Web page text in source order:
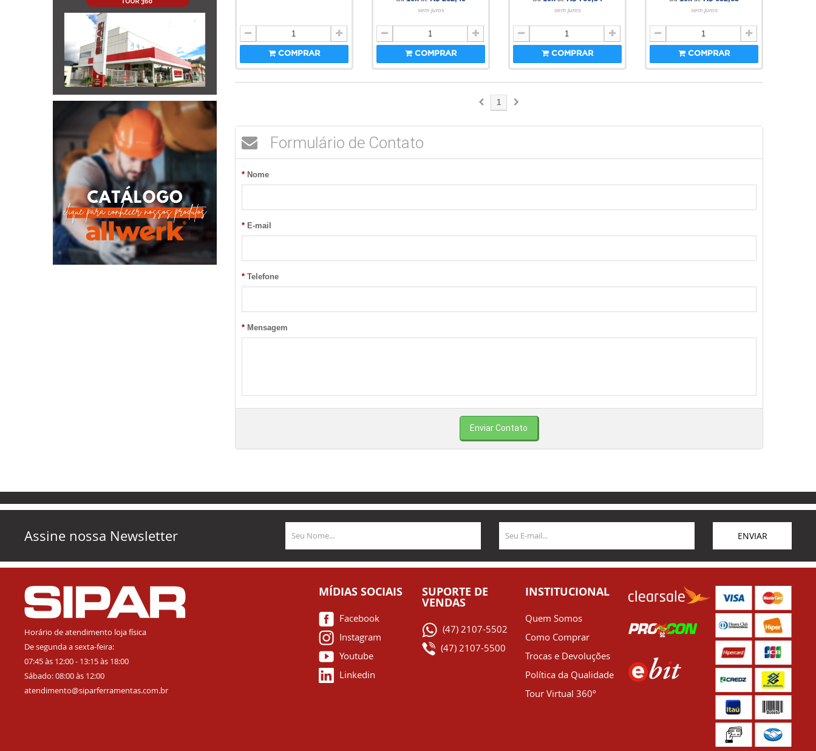
COMPRAR
sem juros
COMPRAR
sem juros
COMPRAR
sem juros
COMPRAR
1
Formulário de Contato
* Nome
* E-mail
* Telefone
* Mensagem
Enviar Contato
Assine nossa Newsletter ENVIAR
Horário de atendimento loja física
De segunda a sexta-feira:
07:45 às 12:00 - 13:15 às 18:00
Sábado: 08:00 às 12:00
atendimento@siparferramentas.com.br
MÍDIAS SOCIAIS
Facebook
Instagram
Youtube
Linkedin
SUPORTE DE
VENDAS
(47) 2107-5502
(47) 2107-5500
INSTITUCIONAL
Quem Somos
Como Comprar
Trocas e Devoluções
Política da Qualidade
Tour Virtual 360º